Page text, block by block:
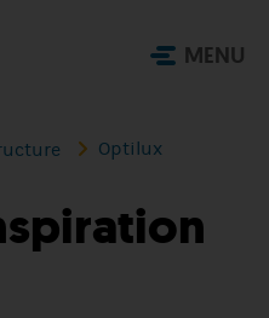
MENU
Optilux